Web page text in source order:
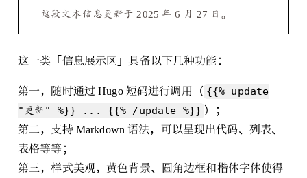
这段文本信息更新于 2025 年 6 月 27 日。
这一类「信息展示区」具备以下几种功能：
第一，随时通过 Hugo 短码进行调用（ {{% update
"更新" %}} ... {{% /update %}} ）；
第二，支持 Markdown 语法，可以呈现出代码、列表、
表格等等；
第三，样式美观，黄色背景、圆角边框和楷体字体使得